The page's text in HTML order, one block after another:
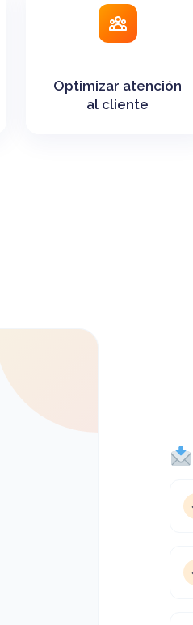
Optimizar atención
al cliente